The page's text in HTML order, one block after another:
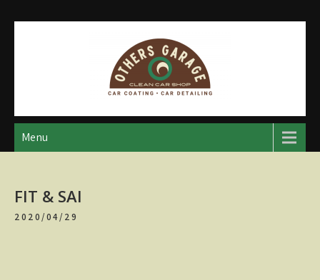
アザースガレージ
【神奈川・厚木・愛川】カーメンテナンス
Menu
FIT & SAI
2020/04/29